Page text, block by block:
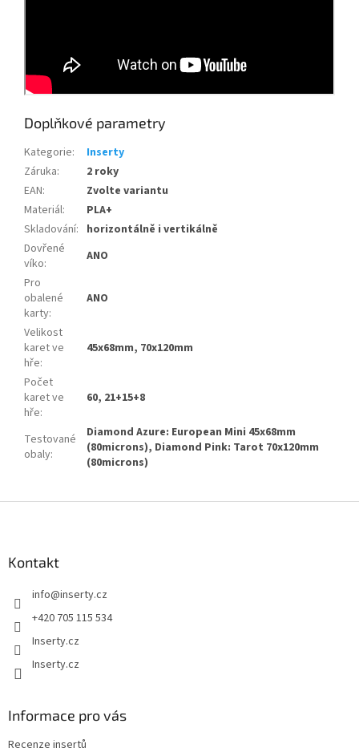
Doplňkové parametry
Kategorie:
Inserty
Záruka:
2 roky
EAN:
Zvolte variantu
Materiál:
PLA+
Skladování: horizontálně i vertikálně
Dovřené
víko:
ANO
Pro
obalené
karty:
ANO
Velikost
karet ve
hře:
45x68mm, 70x120mm
Počet
karet ve
hře:
60, 21+15+8
Testované
obaly:
Diamond Azure: European Mini 45x68mm
(80microns), Diamond Pink: Tarot 70x120mm
(80microns)
Kontakt
info@inserty.cz
+420 705 115 534
Inserty.cz
Inserty.cz
Informace pro vás
Recenze insertů